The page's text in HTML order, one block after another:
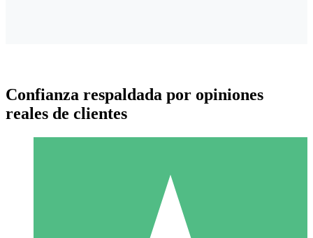
Paquetes de Créditos Individuales
Confianza respaldada por opiniones
reales de clientes